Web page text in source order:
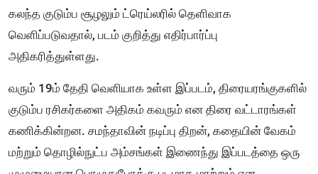
கலந்த குடும்ப சூழலும் ட்ரெய்லரில் தெளிவாக
வெளிப்படுவதால், படம் குறித்து எதிர்பார்ப்பு
அதிகரித்துள்ளது.
வரும் 19ம் தேதி வெளியாக உள்ள இப்படம், திரையரங்குகளில்
குடும்ப ரசிகர்களை அதிகம் கவரும் என திரை வட்டாரங்கள்
கணிக்கின்றன. சமந்தாவின் நடிப்பு திறன், கதையின் வேகம்
மற்றும் தொழில்நுட்ப அம்சங்கள் இணைந்து இப்படத்தை ஒரு